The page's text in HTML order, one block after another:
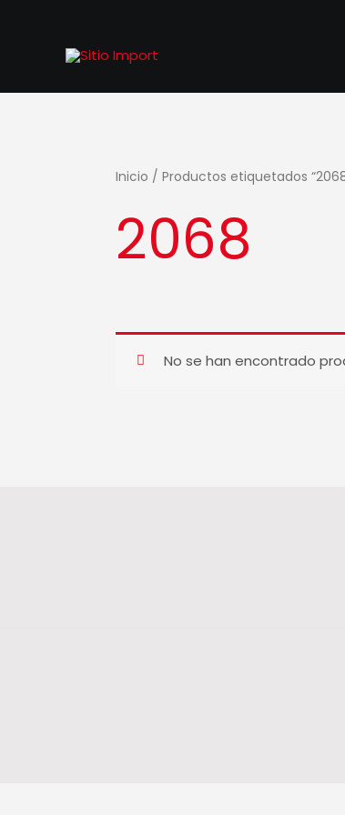
contenido
Inicio / Productos etiquetados
2068
No se han encontrado